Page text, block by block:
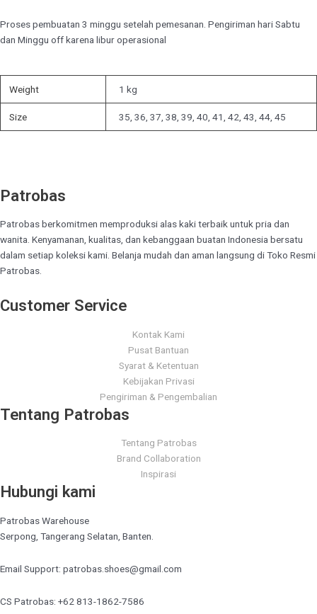
Proses pembuatan 3 minggu setelah pemesanan. Pengiriman hari Sabtu
dan Minggu off karena libur operasional
Weight 1 kg
Size 35, 36, 37, 38, 39, 40, 41, 42, 43, 44, 45
Patrobas
Patrobas berkomitmen memproduksi alas kaki terbaik untuk pria dan
wanita. Kenyamanan, kualitas, dan kebanggaan buatan Indonesia bersatu
dalam setiap koleksi kami. Belanja mudah dan aman langsung di Toko Resmi
Patrobas.
Customer Service
Kontak Kami
Pusat Bantuan
Syarat & Ketentuan
Kebijakan Privasi
Pengiriman & Pengembalian
Tentang Patrobas
Tentang Patrobas
Brand Collaboration
Inspirasi
Hubungi kami
Patrobas Warehouse
Serpong, Tangerang Selatan, Banten.
Email Support: patrobas.shoes@gmail.com
CS Patrobas: +62 813-1862-7586